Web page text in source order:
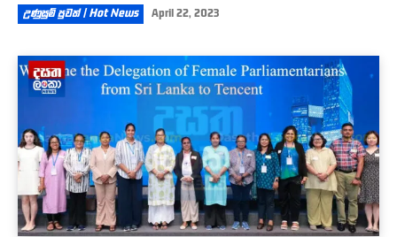
උණුසුම් පුවත් | Hot News April 22, 2023